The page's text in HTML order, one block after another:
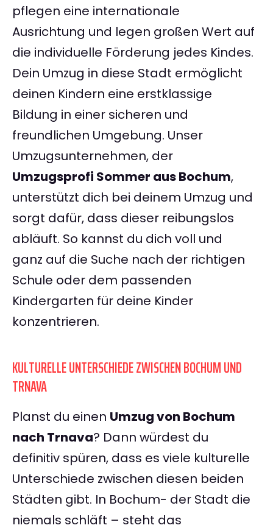
pflegen eine internationale
Ausrichtung und legen großen Wert auf
die individuelle Förderung jedes Kindes.
Dein Umzug in diese Stadt ermöglicht
deinen Kindern eine erstklassige
Bildung in einer sicheren und
freundlichen Umgebung. Unser
Umzugsunternehmen, der
Umzugsprofi Sommer aus Bochum,
unterstützt dich bei deinem Umzug und
sorgt dafür, dass dieser reibungslos
abläuft. So kannst du dich voll und
ganz auf die Suche nach der richtigen
Schule oder dem passenden
Kindergarten für deine Kinder
konzentrieren.
KULTURELLE UNTERSCHIEDE ZWISCHEN BOCHUM UND
TRNAVA
Planst du einen Umzug von Bochum
nach Trnava? Dann würdest du
definitiv spüren, dass es viele kulturelle
Unterschiede zwischen diesen beiden
Städten gibt. In Bochum- der Stadt die
niemals schläft – steht das